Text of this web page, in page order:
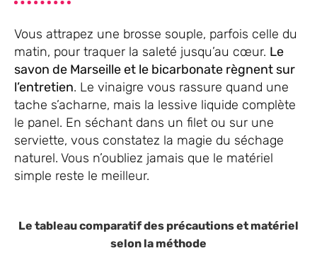
Vous attrapez une brosse souple, parfois celle du
matin, pour traquer la saleté jusqu’au cœur. Le
savon de Marseille et le bicarbonate règnent sur
l’entretien. Le vinaigre vous rassure quand une
tache s’acharne, mais la lessive liquide complète
le panel. En séchant dans un filet ou sur une
serviette, vous constatez la magie du séchage
naturel. Vous n’oubliez jamais que le matériel
simple reste le meilleur.
Le tableau comparatif des précautions et matériel
selon la méthode